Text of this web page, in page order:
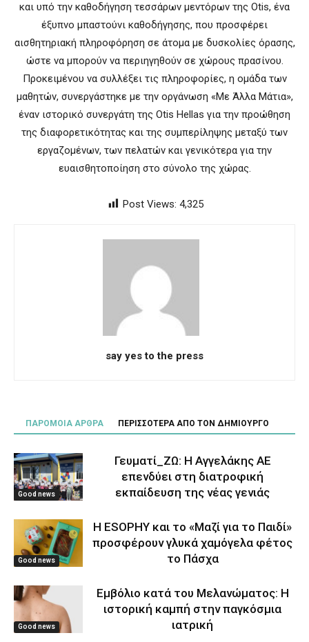
και υπό την καθοδήγηση τεσσάρων μεντόρων της Otis, ένα
έξυπνο μπαστούνι καθοδήγησης, που προσφέρει
αισθητηριακή πληροφόρηση σε άτομα με δυσκολίες όρασης,
ώστε να μπορούν να περιηγηθούν σε χώρους πρασίνου.
Προκειμένου να συλλέξει τις πληροφορίες, η ομάδα των
μαθητών, συνεργάστηκε με την οργάνωση «Με Άλλα Μάτια»,
έναν ιστορικό συνεργάτη της Otis Hellas για την προώθηση
της διαφορετικότητας και της συμπερίληψης μεταξύ των
εργαζομένων, των πελατών και γενικότερα για την
ευαισθητοποίηση στο σύνολο της χώρας.
Post Views: 4,325
say yes to the press
ΠΑΡΟΜΟΙΑ ΑΡΘΡΑ ΠΕΡΙΣΣΟΤΕΡΑ ΑΠΟ ΤΟΝ ΔΗΜΙΟΥΡΓΟ
Good news
Γευματί_ΖΩ: Η Αγγελάκης ΑΕ
επενδύει στη διατροφική
εκπαίδευση της νέας γενιάς
Good news
Η ESOPHY και το «Μαζί για το Παιδί»
προσφέρουν γλυκά χαμόγελα φέτος
το Πάσχα
Good news
Εμβόλιο κατά του Μελανώματος: Η
ιστορική καμπή στην παγκόσμια
ιατρική